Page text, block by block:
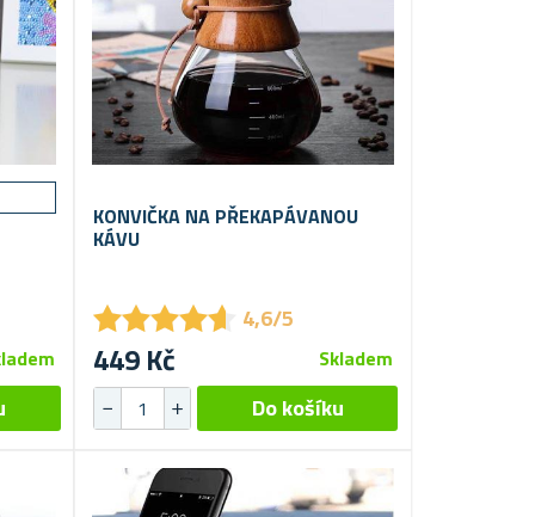
KONVIČKA NA PŘEKAPÁVANOU
KÁVU
★★★★★
★★★★★ 4,6/5
449 Kč Skladem